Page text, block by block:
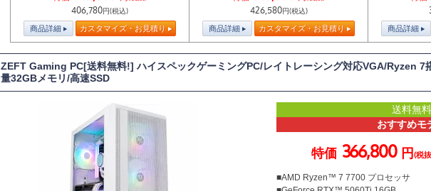
406,780円(税込)
商品詳細 カスタマイズ・お見積り
426,580円(税込)
商品詳細 カスタマイズ・お見積り 商品詳細
ZEFT Gaming PC[送料無料!] ハイスペックゲーミングPC/レイトレーシング対応VGA/Ryzen 7
量32GBメモリ/高速SSD
送料無料
おすすめモ
特価 366,800 円(税
■AMD Ryzen™ 7 7700 プロセッサ